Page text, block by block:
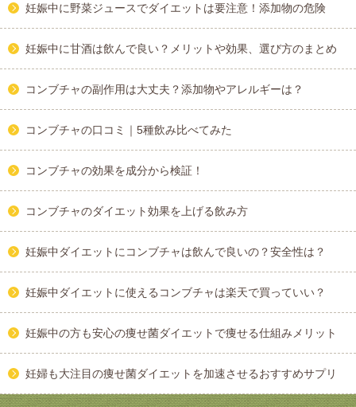
妊娠中に野菜ジュースでダイエットは要注意！添加物の危険
妊娠中に甘酒は飲んで良い？メリットや効果、選び方のまとめ
コンブチャの副作用は大丈夫？添加物やアレルギーは？
コンブチャの口コミ｜5種飲み比べてみた
コンブチャの効果を成分から検証！
コンブチャのダイエット効果を上げる飲み方
妊娠中ダイエットにコンブチャは飲んで良いの？安全性は？
妊娠中ダイエットに使えるコンブチャは楽天で買っていい？
妊娠中の方も安心の痩せ菌ダイエットで痩せる仕組みメリット
妊婦も大注目の痩せ菌ダイエットを加速させるおすすめサプリ